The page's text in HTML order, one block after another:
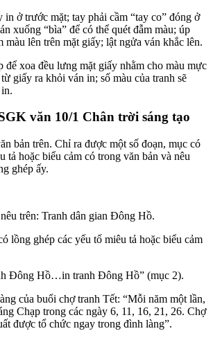
ở trước mặt; tay phải cầm “tay co” đóng ở
xuống “bìa” để có thể quét đẫm màu; úp
màu lên trên mặt giấy; lật ngửa ván khắc lên.
xoa đều lưng mặt giấy nhằm cho màu mực
giấy ra khỏi ván in; số màu của tranh sẽ
văn 10/1 Chân trời sáng tạo
bản trên. Chỉ ra được một số đoạn, mục có
tả hoặc biểu cảm có trong văn bản và nêu
ghép ấy.
trên: Tranh dân gian Đông Hồ.
lồng ghép các yếu tố miêu tả hoặc biểu cảm
Đông Hồ…in tranh Đông Hồ” (mục 2).
của buổi chợ tranh Tết: “Mỗi năm một lần,
Chạp trong các ngày 6, 11, 16, 21, 26. Chợ
được tổ chức ngay trong đình làng”.